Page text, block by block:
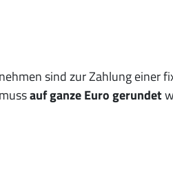
sind zur Zahlung einer
auf ganze Euro gerundet